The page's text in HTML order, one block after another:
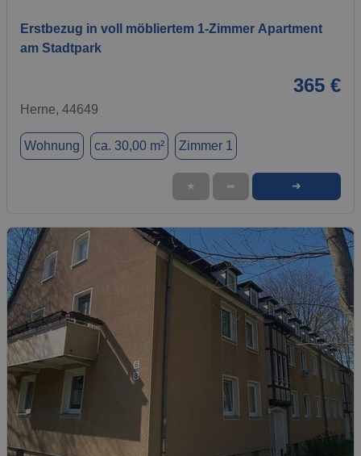
Erstbezug in voll möbliertem 1-Zimmer Apartment
am Stadtpark
365 €
Herne, 44649
Wohnung ca. 30,00 m² Zimmer 1
★ ➦ ➜
1 / 7